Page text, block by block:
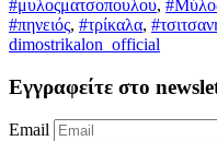
#μυλοςματσοπουλου,
#πηνειός, #τρίκαλα,
dimostrikalon_official
Εγγραφείτε στο
Email